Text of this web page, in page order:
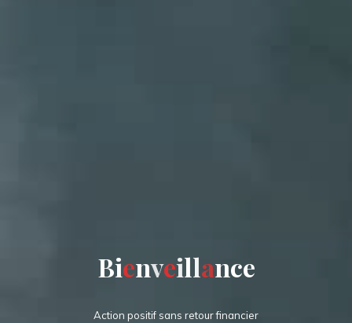
Bienveillance
Action positif sans retour financier